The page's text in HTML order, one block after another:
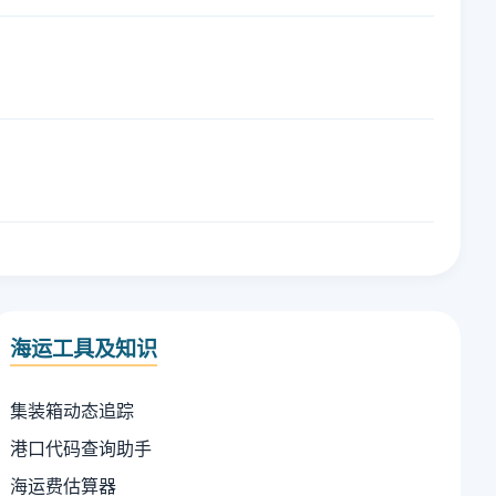
海运工具及知识
集装箱动态追踪
港口代码查询助手
海运费估算器